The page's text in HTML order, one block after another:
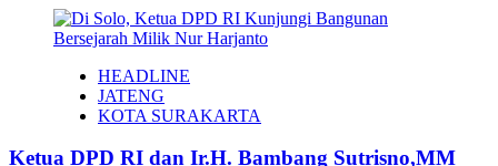
HEADLINE
JATENG
KOTA SURAKARTA
Ketua DPD RI dan Ir.H. Bambang Sutrisno,MM